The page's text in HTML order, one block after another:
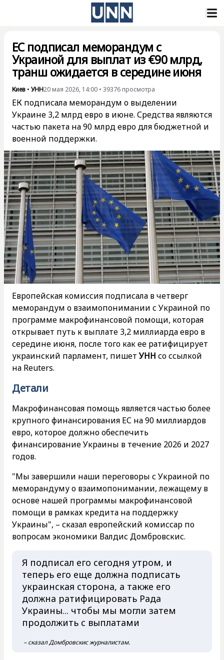
ЕС подписал меморандум с
Украиной для выплат из €90 млрд,
транш ожидается в середине июня
Киев • УНН20 мая 2026, 14:00 • 39376 просмотра
ЕК подписала меморандум о выделении
Украине 3,2 млрд евро в июне. Средства являются
частью пакета на 90 млрд евро для бюджетной и
военной поддержки.
Европейская комиссия подписала в четверг
меморандум о взаимопонимании с Украиной по
программе макрофинансовой помощи, которая
открывает путь к выплате 3,2 миллиарда евро в
середине июня, после того как ее ратифицирует
украинский парламент, пишетУНН со ссылкой
на Reuters.
Детали
Макрофинансовая помощь является частью более
крупного финансирования ЕС на 90 миллиардов
евро, которое должно обеспечить
финансирование Украины в течение 2026 и 2027
годов.
"Мы завершили наши переговоры с Украиной по
меморандуму о взаимопонимании, лежащему в
основе нашей программы макрофинансовой
помощи в рамках кредита на поддержку
Украины", – сказал европейский комиссар по
вопросам экономики Валдис Домбровскис.
Я подписал его сегодня утром, и
теперь его еще должна подписать
украинская сторона, а также его
должна ратифицировать Рада
Украины... чтобы мы могли затем
продолжить с выплатами
– сказал Домбровскис журналистам.